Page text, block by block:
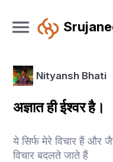
Nityansh Bhati
अज्ञात ही ईश्वर है।
ये सिर्फ मेरे विचार हैं और
विचार बदलते जाते हैं